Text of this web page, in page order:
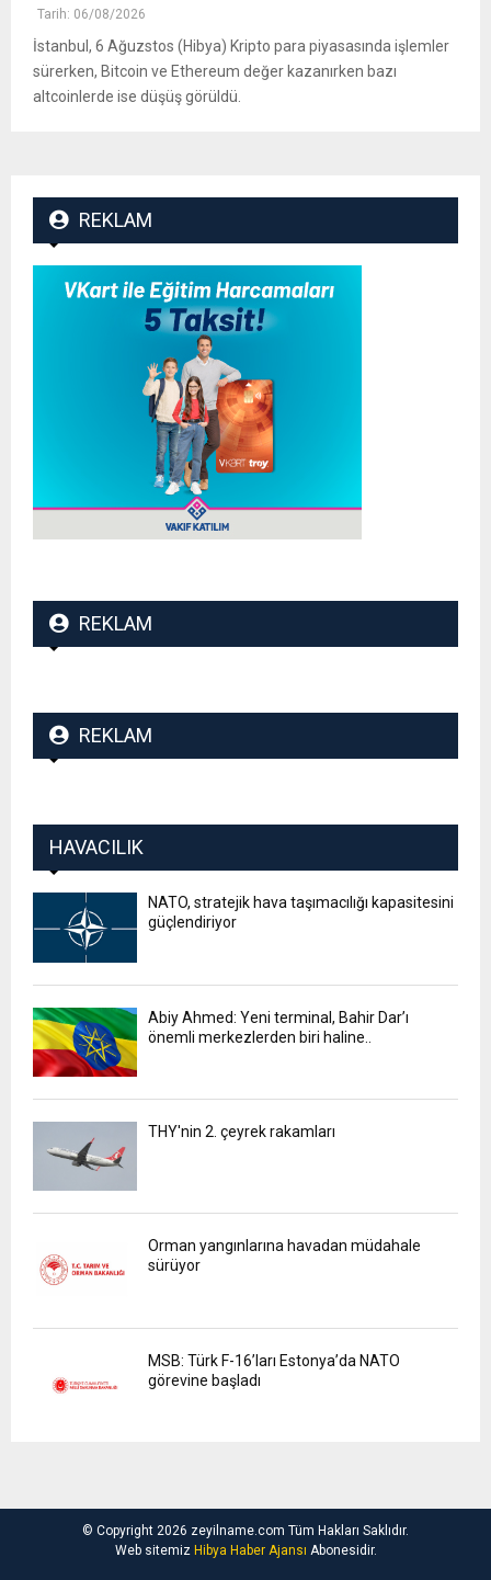
Tarih: 06/08/2026
İstanbul, 6 Ağuzstos (Hibya) Kripto para piyasasında işlemler
sürerken, Bitcoin ve Ethereum değer kazanırken bazı
altcoinlerde ise düşüş görüldü.
REKLAM
REKLAM
REKLAM
HAVACILIK
NATO, stratejik hava taşımacılığı kapasitesini
güçlendiriyor
Abiy Ahmed: Yeni terminal, Bahir Dar’ı
önemli merkezlerden biri haline..
THY'nin 2. çeyrek rakamları
Orman yangınlarına havadan müdahale
sürüyor
MSB: Türk F-16’ları Estonya’da NATO
görevine başladı
© Copyright 2026 zeyilname.com Tüm Hakları Saklıdır.
Web sitemiz Hibya Haber Ajansı Abonesidir.